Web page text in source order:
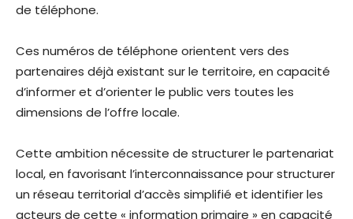
de téléphone.
Ces numéros de téléphone orientent vers des
partenaires déjà existant sur le territoire, en capacité
d’informer et d’orienter le public vers toutes les
dimensions de l’offre locale.
Cette ambition nécessite de structurer le partenariat
local, en favorisant l’interconnaissance pour structurer
un réseau territorial d’accès simplifié et identifier les
acteurs de cette « information primaire » en capacité